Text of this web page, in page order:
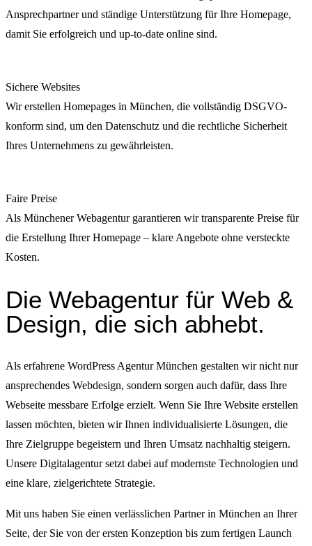
Ansprechpartner und ständige Unterstützung für Ihre Homepage,
damit Sie erfolgreich und up-to-date online sind.
Sichere Websites
Wir erstellen Homepages in München, die vollständig DSGVO-
konform sind, um den Datenschutz und die rechtliche Sicherheit
Ihres Unternehmens zu gewährleisten.
Faire Preise
Als Münchener Webagentur garantieren wir transparente Preise für
die Erstellung Ihrer Homepage – klare Angebote ohne versteckte
Kosten.
Die Webagentur für Web &
Design, die sich abhebt.
Als erfahrene WordPress Agentur München gestalten wir nicht nur
ansprechendes Webdesign, sondern sorgen auch dafür, dass Ihre
Webseite messbare Erfolge erzielt. Wenn Sie Ihre Website erstellen
lassen möchten, bieten wir Ihnen individualisierte Lösungen, die
Ihre Zielgruppe begeistern und Ihren Umsatz nachhaltig steigern.
Unsere Digitalagentur setzt dabei auf modernste Technologien und
eine klare, zielgerichtete Strategie.
Mit uns haben Sie einen verlässlichen Partner in München an Ihrer
Seite, der Sie von der ersten Konzeption bis zum fertigen Launch